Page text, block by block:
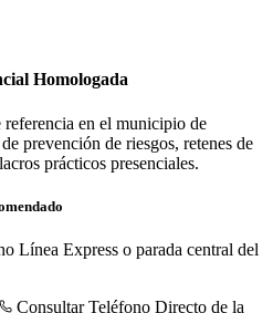
Homologada
referencia en el municipio de
prevención de riesgos, retenes de
prácticos presenciales.
Línea Express o parada central del